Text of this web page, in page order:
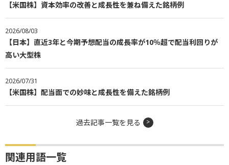
【米国株】資本効率の改善と成長性を兼ね備えた銘柄例
2026/08/03
【日本】直近3年と今期予想配当の成長率が10％超で配当利回りが
高い大型株
2026/07/31
【米国株】配当面での妙味と成長性を備えた銘柄例
過去記事一覧を見る
関連用語一覧